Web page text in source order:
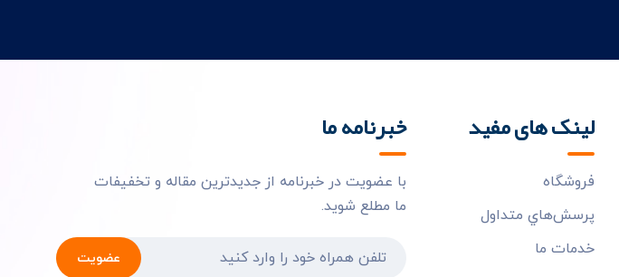
لینک های مفید
فروشگاه
پرسش‌هاي متداول
خدمات ما
خبرنامه ما
با عضویت در خبرنامه از جدیدترین مقاله و تخفیفات
ما مطلع شوید.
عضویت